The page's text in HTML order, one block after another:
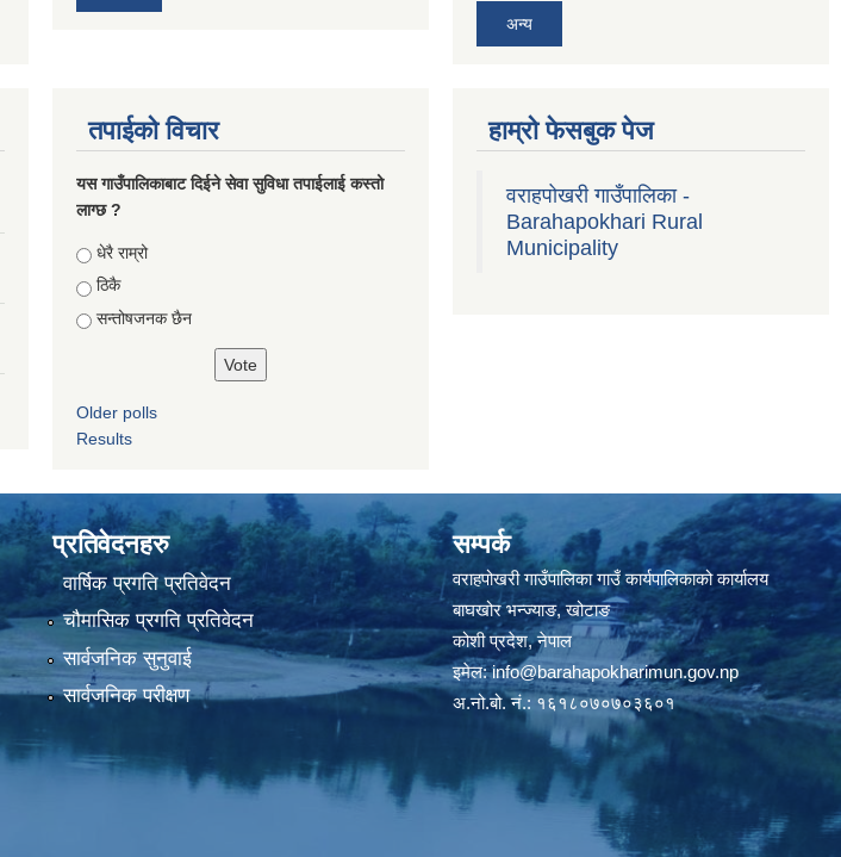
अन्य
तपाईको विचार
यस गाउँपालिकाबाट दिईने सेवा सुविधा तपाईलाई कस्तो
लाग्छ ?
Choices
धेरै राम्रो
ठिकै
सन्तोषजनक छैन
Older polls
Results
हाम्रो फेसबुक पेज
वराहपोखरी गाउँपालिका -
Barahapokhari Rural
Municipality
प्रतिवेदनहरु
वार्षिक प्रगति प्रतिवेदन
चौमासिक प्रगति प्रतिवेदन
सार्वजनिक सुनुवाई
सार्वजनिक परीक्षण
सम्पर्क
वराहपोखरी गाउँपालिका गाउँ कार्यपालिकाको कार्यालय
बाघखोर भन्ज्याङ, खोटाङ
कोशी प्रदेश, नेपाल
इमेल:info@barahapokharimun.gov.np
अ.नो.बो. नं.: १६१८०७०७०३६०१